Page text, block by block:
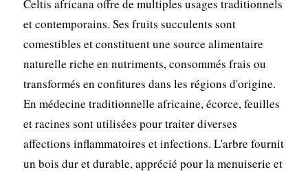
Celtis africana offre de multiples usages traditionnels
et contemporains. Ses fruits succulents sont
comestibles et constituent une source alimentaire
naturelle riche en nutriments, consommés frais ou
transformés en confitures dans les régions d'origine.
En médecine traditionnelle africaine, écorce, feuilles
et racines sont utilisées pour traiter diverses
affections inflammatoires et infections. L'arbre fournit
un bois dur et durable, apprécié pour la menuiserie et